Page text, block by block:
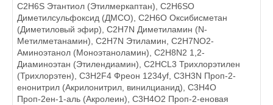
C2H6S Этантиол (Этилмеркаптан), C2H6SO
Диметилсульфоксид (ДМСО), C2H6О Оксибисметан
(Диметиловый эфир), C2H7N Диметиламин (N-
Метилметанамин), C2H7N Этиламин, C2H7NO2-
Аминоэтанол (Моноэтаноламин), C2H8N2 1,2-
Диаминоэтан (Этилендиамин), C2HCL3 Трихлорэтилен
(Трихлорэтен), C3H2F4 Фреон 1234уf, C3H3N Проп-2-
енонитрил (Акрилонитрил, винилцианид), C3H4O
Проп-2ен-1-аль (Акролеин), C3H4O2 Проп-2-еновая